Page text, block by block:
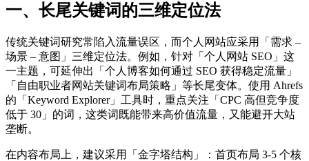
一、长尾关键词的三维定位法
传统关键词研究常陷入流量误区，而个人网站应采用「需求 –
场景 – 意图」三维定位法。例如，针对「个人网站 SEO」这
一主题，可延伸出「个人博客如何通过 SEO 获得稳定流量」
「自由职业者网站关键词布局策略」等长尾变体。使用 Ahrefs
的「Keyword Explorer」工具时，重点关注「CPC 高但竞争度
低于 30」的词，这类词既能带来高价值流量，又能避开大站
垄断。
在内容布局上，建议采用「金字塔结构」：首页布局 3-5 个核